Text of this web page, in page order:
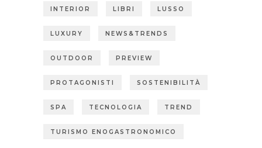
INTERIOR LIBRI LUSSO
LUXURY NEWS&TRENDS
OUTDOOR PREVIEW
PROTAGONISTI SOSTENIBILITÀ
SPA TECNOLOGIA TREND
TURISMO ENOGASTRONOMICO